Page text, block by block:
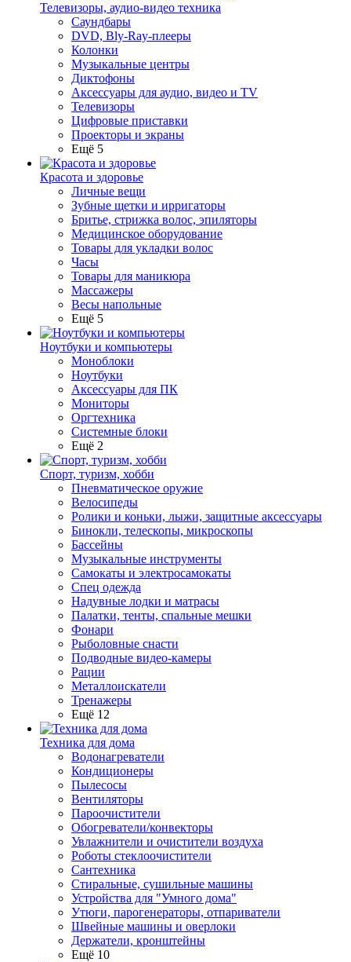
Телевизоры, аудио-видео техника
Саундбары
DVD, Bly-Ray-плееры
Колонки
Музыкальные центры
Диктофоны
Аксессуары для аудио, видео и TV
Телевизоры
Цифровые приставки
Проекторы и экраны
Ещё 5
Красота и здоровье
Личные вещи
Зубные щетки и ирригаторы
Бритье, стрижка волос, эпиляторы
Медицинское оборудование
Товары для укладки волос
Часы
Товары для маникюра
Массажеры
Весы напольные
Ещё 5
Ноутбуки и компьютеры
Моноблоки
Ноутбуки
Аксессуары для ПК
Мониторы
Оргтехника
Системные блоки
Ещё 2
Спорт, туризм, хобби
Пневматическое оружие
Велосипеды
Ролики и коньки, лыжи, защитные аксессуары
Бинокли, телескопы, микроскопы
Бассейны
Музыкальные инструменты
Самокаты и электросамокаты
Спец одежда
Надувные лодки и матрасы
Палатки, тенты, спальные мешки
Фонари
Рыболовные снасти
Подводные видео-камеры
Рации
Металлоискатели
Тренажеры
Ещё 12
Техника для дома
Водонагреватели
Кондиционеры
Пылесосы
Вентиляторы
Пароочистители
Обогреватели/конвекторы
Увлажнители и очистители воздуха
Роботы стеклоочистители
Сантехника
Стиральные, сушильные машины
Устройства для "Умного дома"
Утюги, парогенераторы, отпариватели
Швейные машины и оверлоки
Держатели, кронштейны
Ещё 10